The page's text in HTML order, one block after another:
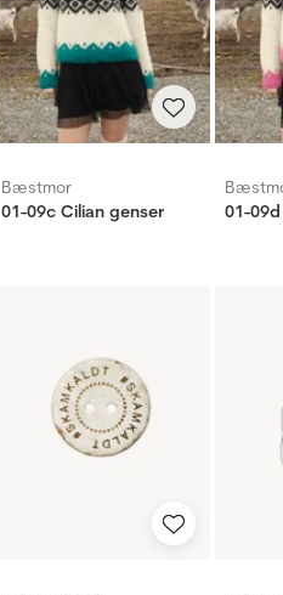
Bæstmor
01-09c Cilian genser
01-